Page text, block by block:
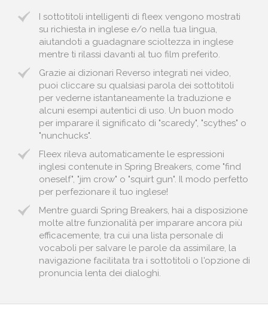
I sottotitoli intelligenti di fleex vengono mostrati
su richiesta in inglese e/o nella tua lingua,
aiutandoti a guadagnare scioltezza in inglese
mentre ti rilassi davanti al tuo film preferito.
Grazie ai dizionari Reverso integrati nei video,
puoi cliccare su qualsiasi parola dei sottotitoli
per vederne istantaneamente la traduzione e
alcuni esempi autentici di uso. Un buon modo
per imparare il significato di "scaredy", "scythes" o
"nunchucks".
Fleex rileva automaticamente le espressioni
inglesi contenute in Spring Breakers, come "find
oneself", "jim crow" o "squirt gun". Il modo perfetto
per perfezionare il tuo inglese!
Mentre guardi Spring Breakers, hai a disposizione
molte altre funzionalità per imparare ancora più
efficacemente, tra cui una lista personale di
vocaboli per salvare le parole da assimilare, la
navigazione facilitata tra i sottotitoli o l'opzione di
pronuncia lenta dei dialoghi.